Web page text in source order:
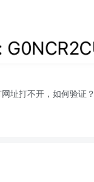
址打不开，如何验证？